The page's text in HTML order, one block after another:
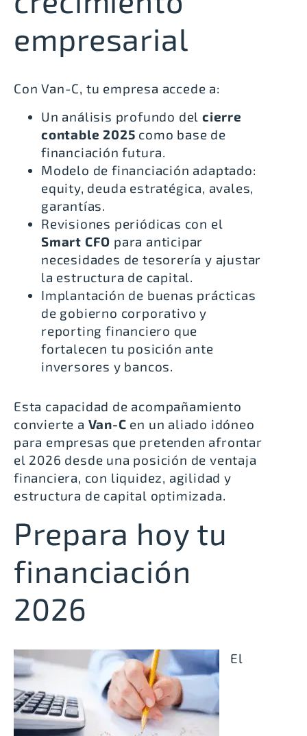
empresarial
Con Van-C, tu empresa accede a:
Un análisis profundo del cierre
contable 2025 como base de
financiación futura.
Modelo de financiación adaptado:
equity, deuda estratégica, avales,
garantías.
Revisiones periódicas con el
Smart CFO para anticipar
necesidades de tesorería y ajustar
la estructura de capital.
Implantación de buenas prácticas
de gobierno corporativo y
reporting financiero que
fortalecen tu posición ante
inversores y bancos.
Esta capacidad de acompañamiento
convierte a Van-C en un aliado idóneo
para empresas que pretenden afrontar
el 2026 desde una posición de ventaja
financiera, con liquidez, agilidad y
estructura de capital optimizada.
Prepara hoy tu
financiación
2026
El